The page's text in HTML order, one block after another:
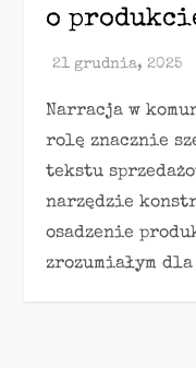
o
Narracja w
rolę znacznie
tekstu
narzędzie
osadzenie
zrozumiałym